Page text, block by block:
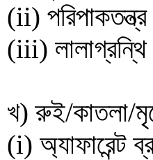
(ii)
(iii)
খ) রুই/কাতলা/
(i) অ্যাফারেন্ট